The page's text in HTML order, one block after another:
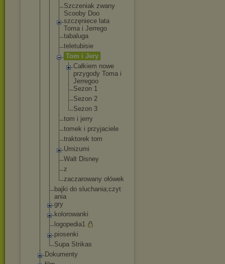
Szczeniak zwany
Scooby Doo
szczęniece lata
Toma i Jerrego
tabaluga
teletubisie
Tom i Jery
Całkiem nowe
przygody Toma i
Jerregoo
Sezon 1
Sezon 2
Sezon 3
tom i jerry
tomek i przyjaciele
traktorek tom
Umizumi
Walt Disney
z
zaczarowany ołówek
bajki do sluchania;czyt
ania
gry
kolorowanki
logopedia1
piosenki
Supa Strikas
Dokumenty